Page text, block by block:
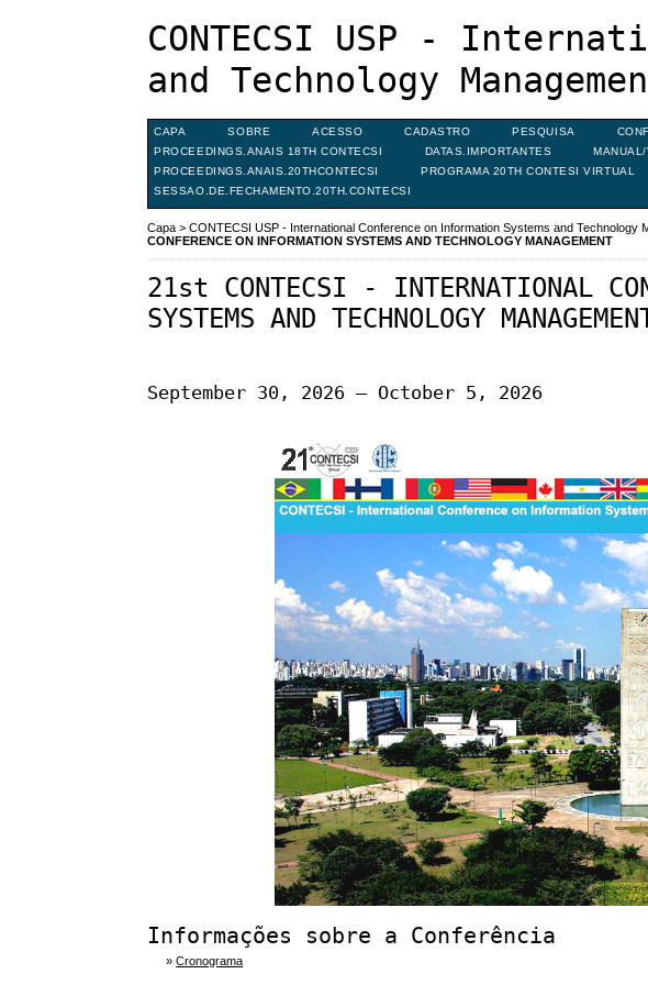
CONTECSI USP -
and Technology
CAPA SOBRE ACESSO CADASTRO PESQUISA
PROCEEDINGS.ANAIS 18TH CONTECSI
DATAS.IMPORTANTES
PROCEEDINGS.ANAIS.20THCONTECSI
PROGRAMA 20TH CONTESI VIRTUAL
SESSAO.DE.FECHAMENTO.20TH.CONTECSI
Capa >CONTECSI USP - International Conference on Information Systems and Technology
CONFERENCE ON INFORMATION SYSTEMS AND TECHNOLOGY MANAGEMENT
21st CONTECSI - INTERNATIONAL
SYSTEMS AND TECHNOLOGY
September 30, 2026 – October 5, 2026
Informações sobre a Conferência
»Cronograma